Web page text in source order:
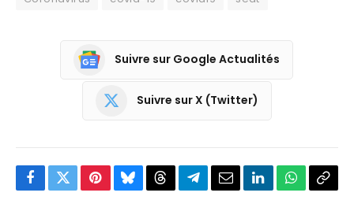
Suivre sur Google Actualités
Suivre sur X (Twitter)
Facebook
TwitterPinterestBlueskyThreadsPartagerEmailLinkedInWhatsApp